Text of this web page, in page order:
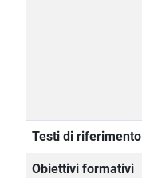
Testi di riferimento
Obiettivi formativi